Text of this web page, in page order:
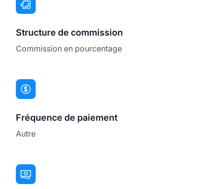
Structure de commission
Commission en pourcentage
Fréquence de paiement
Autre